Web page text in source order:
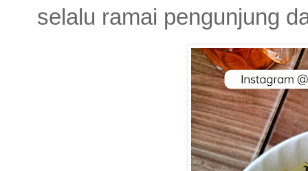
selalu ramai pengunjung